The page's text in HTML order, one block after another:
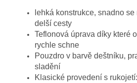
lehká konstrukce, snadno
delší cesty
Teflonová úprava díky které
rychle schne
Pouzdro v barvě deštníku,
sladění
Klasické provedení s